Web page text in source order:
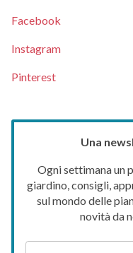
Facebook
Instagram
Pinterest
Una
Ogni settimana un
giardino, consigli,
sul mondo delle
novità da